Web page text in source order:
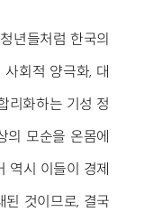
년들처럼 한국의
회적 양극화, 대
리화하는 기성 정
의 모순을 온몸에
역시 이들이 경제
된 것이므로, 결국